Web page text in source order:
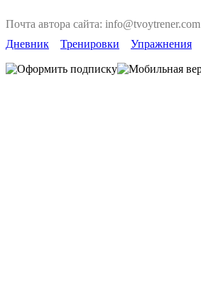
Почта автора сайта: info@tvoytrener.com
Дневник
Тренировки Упражнения